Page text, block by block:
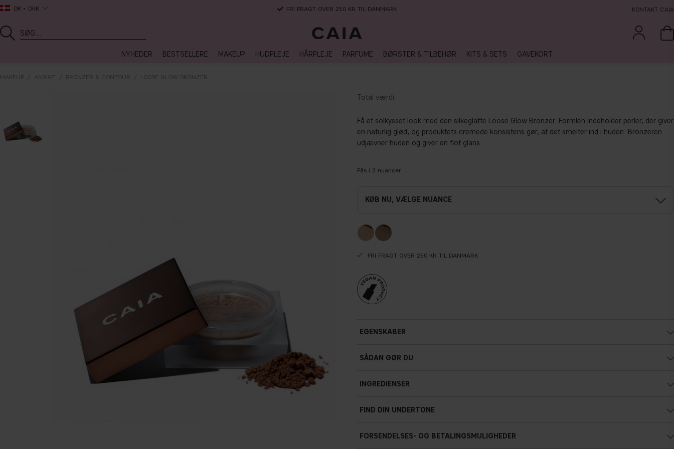
DK DKK 3-5 DAGERS LEVERANSTID KONTAKT CAIA
NYHEDER BESTSELLERE MAKEUP HUDPLEJE HÅRPLEJE PARFUME BØRSTER & TILBEHØR KITS & SETS GAVEKORT
MAKEUP ANSIGT BRONZER & CONTOUR LOOSE GLOW BRONZER
Få et solkysset look med den silkeglatte Loose Glow Bronzer. Formlen indeholder perler, der giver
en naturlig glød, og produktets cremede konsistens gør, at det smelter ind i huden. Bronzeren
udjævner huden og giver en flot glans.
Fås i 2 nuancer
, VÆLGE NUANCE
FRI FRAGT OVER 250 KR TIL DANMARK
EGENSKABER
Glansgivende
Porcelænsfinish
SÅDAN GØR DU
INGREDIENSER
FIND DIN UNDERTONE
Blå, lyseød eller rødlig teint
FORSENDELSES- OG BETALINGSMULIGHEDER